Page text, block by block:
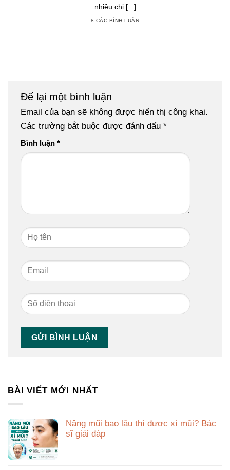
nhiều chị [...]
8 CÁC BÌNH LUẬN
Để lại một bình luận
Email của bạn sẽ không được hiển thị công khai.
Các trường bắt buộc được đánh dấu *
Bình luận *
BÀI VIẾT MỚI NHẤT
Nâng mũi bao lâu thì được xì mũi? Bác
sĩ giải đáp